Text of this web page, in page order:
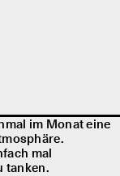
im Monat eine
mal
tanken.